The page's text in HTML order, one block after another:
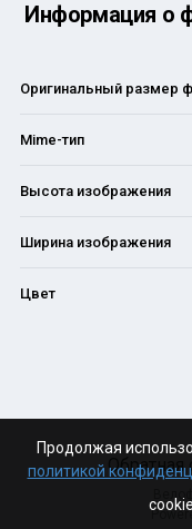
Информация о
Оригинальный размер
Mime-тип
Высота изображения
Ширина изображения
Цвет
Обратная
Продолжая
политикой